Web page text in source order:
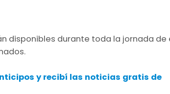
disponibles durante toda la jornada de
y recibí las noticias gratis de